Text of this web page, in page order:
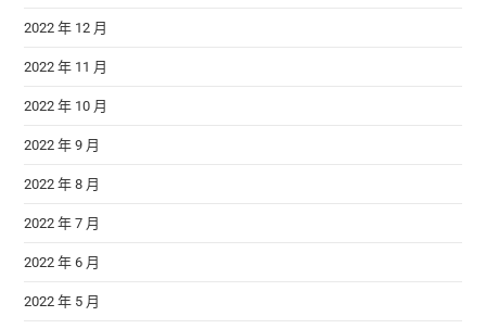
2022 年 12 月
2022 年 11 月
2022 年 10 月
2022 年 9 月
2022 年 8 月
2022 年 7 月
2022 年 6 月
2022 年 5 月